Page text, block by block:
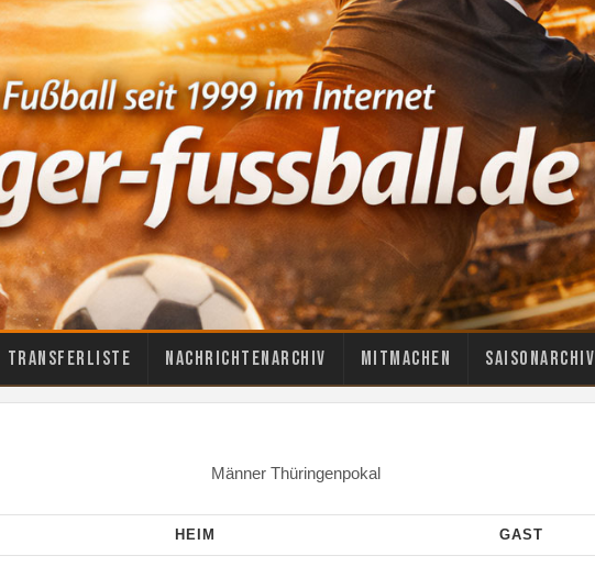
Transferliste Nachrichtenarchiv Mitmachen Saisonarchiv
Männer Thüringenpokal
HEIM GAST